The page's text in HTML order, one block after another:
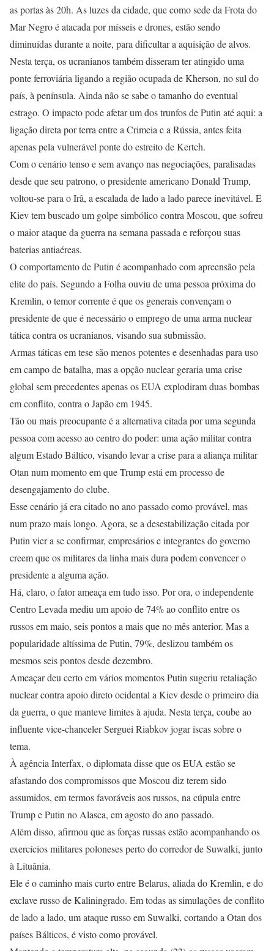
as portas às 20h. As luzes da cidade, que como sede da Frota do
Mar Negro é atacada por mísseis e drones, estão sendo
diminuídas durante a noite, para dificultar a aquisição de alvos.
Nesta terça, os ucranianos também disseram ter atingido uma
ponte ferroviária ligando a região ocupada de Kherson, no sul do
país, à península. Ainda não se sabe o tamanho do eventual
estrago. O impacto pode afetar um dos trunfos de Putin até aqui: a
ligação direta por terra entre a Crimeia e a Rússia, antes feita
apenas pela vulnerável ponte do estreito de Kertch.
Com o cenário tenso e sem avanço nas negociações, paralisadas
desde que seu patrono, o presidente americano Donald Trump,
voltou-se para o Irã, a escalada de lado a lado parece inevitável. E
Kiev tem buscado um golpe simbólico contra Moscou, que sofreu
o maior ataque da guerra na semana passada e reforçou suas
baterias antiaéreas.
O comportamento de Putin é acompanhado com apreensão pela
elite do país. Segundo a Folha ouviu de uma pessoa próxima do
Kremlin, o temor corrente é que os generais convençam o
presidente de que é necessário o emprego de uma arma nuclear
tática contra os ucranianos, visando sua submissão.
Armas táticas em tese são menos potentes e desenhadas para uso
em campo de batalha, mas a opção nuclear geraria uma crise
global sem precedentes apenas os EUA explodiram duas bombas
em conflito, contra o Japão em 1945.
Tão ou mais preocupante é a alternativa citada por uma segunda
pessoa com acesso ao centro do poder: uma ação militar contra
algum Estado Báltico, visando levar a crise para a aliança militar
Otan num momento em que Trump está em processo de
desengajamento do clube.
Esse cenário já era citado no ano passado como provável, mas
num prazo mais longo. Agora, se a desestabilização citada por
Putin vier a se confirmar, empresários e integrantes do governo
creem que os militares da linha mais dura podem convencer o
presidente a alguma ação.
Há, claro, o fator ameaça em tudo isso. Por ora, o independente
Centro Levada mediu um apoio de 74% ao conflito entre os
russos em maio, seis pontos a mais que no mês anterior. Mas a
popularidade altíssima de Putin, 79%, deslizou também os
mesmos seis pontos desde dezembro.
Ameaçar deu certo em vários momentos Putin sugeriu retaliação
nuclear contra apoio direto ocidental a Kiev desde o primeiro dia
da guerra, o que manteve limites à ajuda. Nesta terça, coube ao
influente vice-chanceler Serguei Riabkov jogar iscas sobre o
tema.
À agência Interfax, o diplomata disse que os EUA estão se
afastando dos compromissos que Moscou diz terem sido
assumidos, em termos favoráveis aos russos, na cúpula entre
Trump e Putin no Alasca, em agosto do ano passado.
Além disso, afirmou que as forças russas estão acompanhando os
exercícios militares poloneses perto do corredor de Suwalki, junto
à Lituânia.
Ele é o caminho mais curto entre Belarus, aliada do Kremlin, e do
exclave russo de Kaliningrado. Em todas as simulações de conflito
de lado a lado, um ataque russo em Suwalki, cortando a Otan dos
países Bálticos, é visto como provável.